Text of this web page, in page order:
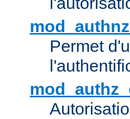
Permet